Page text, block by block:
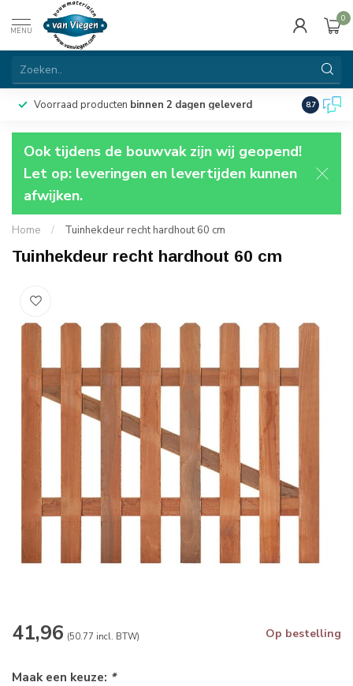
MENU
0
Voorraad producten binnen 2 dagen geleverd 8.7
Ook tijdens de bouwvak zijn wij geopend!
Let op: leveringen en levertijden kunnen
afwijken.
Home / Tuinhekdeur recht hardhout 60 cm
Tuinhekdeur recht hardhout 60 cm
41,96 (50.77 incl. BTW) Op bestelling
Maak een keuze: *